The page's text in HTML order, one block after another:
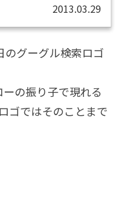
2013.03.29
グーグル検索ロゴ
の振り子で現れる
ゴではそのことまで